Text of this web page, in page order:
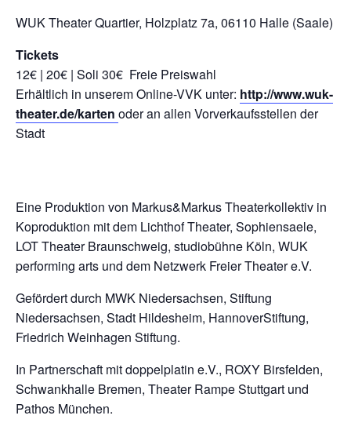
WUK Theater Quartier, Holzplatz 7a, 06110 Halle (Saale)
Tickets
12€ | 20€ | Soli 30€ Freie Preiswahl
Erhältlich in unserem Online-VVK unter: http://www.wuk-
theater.de/karten oder an allen Vorverkaufsstellen der
Stadt
Eine Produktion von Markus&Markus Theaterkollektiv in
Koproduktion mit dem Lichthof Theater, Sophiensaele,
LOT Theater Braunschweig, studiobühne Köln, WUK
performing arts und dem Netzwerk Freier Theater e.V.
Gefördert durch MWK Niedersachsen, Stiftung
Niedersachsen, Stadt Hildesheim, HannoverStiftung,
Friedrich Weinhagen Stiftung.
In Partnerschaft mit doppelplatin e.V., ROXY Birsfelden,
Schwankhalle Bremen, Theater Rampe Stuttgart und
Pathos München.